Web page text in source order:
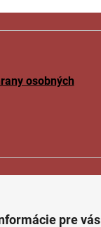
osobných
pre vás